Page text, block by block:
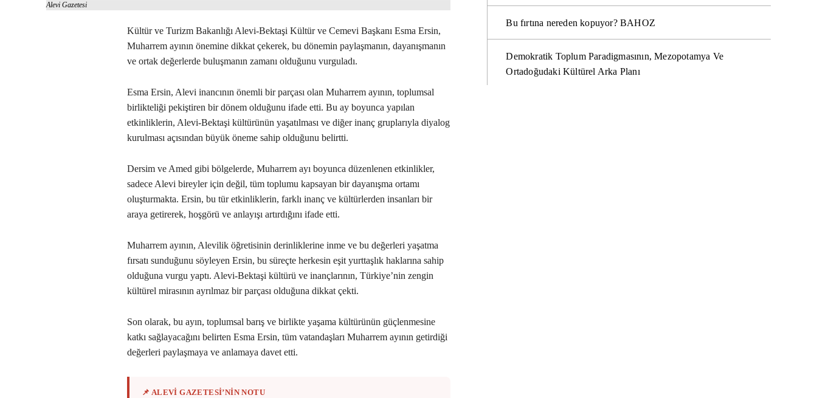
Alevi Gazetesi
Kültür ve Turizm Bakanlığı Alevi-Bektaşi Kültür ve Cemevi Başkanı Esma Ersin,
Muharrem ayının önemine dikkat çekerek, bu dönemin paylaşmanın, dayanışmanın
ve ortak değerlerde buluşmanın zamanı olduğunu vurguladı.
Esma Ersin, Alevi inancının önemli bir parçası olan Muharrem ayının, toplumsal
birlikteliği pekiştiren bir dönem olduğunu ifade etti. Bu ay boyunca yapılan
etkinliklerin, Alevi-Bektaşi kültürünün yaşatılması ve diğer inanç gruplarıyla diyalog
kurulması açısından büyük öneme sahip olduğunu belirtti.
Dersim ve Amed gibi bölgelerde, Muharrem ayı boyunca düzenlenen etkinlikler,
sadece Alevi bireyler için değil, tüm toplumu kapsayan bir dayanışma ortamı
oluşturmakta. Ersin, bu tür etkinliklerin, farklı inanç ve kültürlerden insanları bir
araya getirerek, hoşgörü ve anlayışı artırdığını ifade etti.
Muharrem ayının, Alevilik öğretisinin derinliklerine inme ve bu değerleri yaşatma
fırsatı sunduğunu söyleyen Ersin, bu süreçte herkesin eşit yurttaşlık haklarına sahip
olduğuna vurgu yaptı. Alevi-Bektaşi kültürü ve inançlarının, Türkiye’nin zengin
kültürel mirasının ayrılmaz bir parçası olduğuna dikkat çekti.
Son olarak, bu ayın, toplumsal barış ve birlikte yaşama kültürünün güçlenmesine
katkı sağlayacağını belirten Esma Ersin, tüm vatandaşları Muharrem ayının getirdiği
değerleri paylaşmaya ve anlamaya davet etti.
📌 ALEVİ GAZETESİ’NİN NOTU
Bu fırtına nereden kopuyor? BAHOZ
Demokratik Toplum Paradigmasının, Mezopotamya Ve
Ortadoğudaki Kültürel Arka Planı